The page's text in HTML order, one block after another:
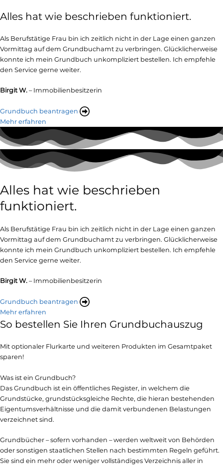
Alles hat wie beschrieben funktioniert.
Als Berufstätige Frau bin ich zeitlich nicht in der Lage einen ganzen
Vormittag auf dem Grundbuchamt zu verbringen. Glücklicherweise
konnte ich mein Grundbuch unkompliziert bestellen. Ich empfehle
den Service gerne weiter.
Birgit W. – Immobilienbesitzerin
Grundbuch beantragen
Mehr erfahren
Alles hat wie beschrieben
funktioniert.
Als Berufstätige Frau bin ich zeitlich nicht in der Lage einen ganzen
Vormittag auf dem Grundbuchamt zu verbringen. Glücklicherweise
konnte ich mein Grundbuch unkompliziert bestellen. Ich empfehle
den Service gerne weiter.
Birgit W. – Immobilienbesitzerin
Grundbuch beantragen
Mehr erfahren
So bestellen Sie Ihren Grundbuchauszug
Mit optionaler Flurkarte und weiteren Produkten im Gesamtpaket
sparen!
Was ist ein Grundbuch?
Das Grundbuch ist ein öffentliches Register, in welchem die
Grundstücke, grundstücksgleiche Rechte, die hieran bestehenden
Eigentumsverhältnisse und die damit verbundenen Belastungen
verzeichnet sind.
Grundbücher – sofern vorhanden – werden weltweit von Behörden
oder sonstigen staatlichen Stellen nach bestimmten Regeln geführt.
Sie sind ein mehr oder weniger vollständiges Verzeichnis aller in